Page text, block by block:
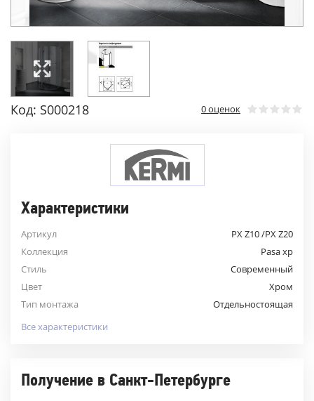
Код: S000218 0 оценок
Характеристики
Артикул
PX Z10 /PX Z20
Коллекция
Pasa xp
Стиль
Современный
Цвет
Хром
Тип монтажа
Отдельностоящая
Все характеристики
Получение в Санкт-Петербурге